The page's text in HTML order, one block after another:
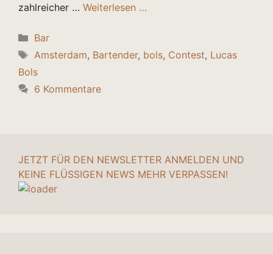
zahlreicher … Weiterlesen …
Kategorien
Bar
Schlagwörter
Amsterdam, Bartender, bols, Contest, Lucas
Bols
6 Kommentare
JETZT FÜR DEN NEWSLETTER ANMELDEN UND
KEINE FLÜSSIGEN NEWS MEHR VERPASSEN!